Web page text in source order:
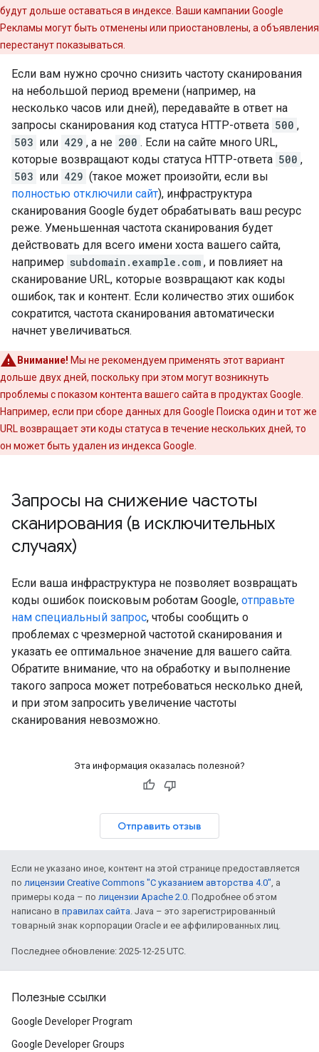
будут дольше оставаться в индексе. Ваши кампании Google
Рекламы могут быть отменены или приостановлены, а объявления
перестанут показываться.
Если вам нужно срочно снизить частоту сканирования
на небольшой период времени (например, на
несколько часов или дней), передавайте в ответ на
запросы сканирования код статуса HTTP-ответа 500 ,
503 или 429 , а не 200 . Если на сайте много URL,
которые возвращают коды статуса HTTP-ответа 500 ,
503 или 429 (такое может произойти, если вы
полностью отключили сайт), инфраструктура
сканирования Google будет обрабатывать ваш ресурс
реже. Уменьшенная частота сканирования будет
действовать для всего имени хоста вашего сайта,
например subdomain.example.com , и повлияет на
сканирование URL, которые возвращают как коды
ошибок, так и контент. Если количество этих ошибок
сократится, частота сканирования автоматически
начнет увеличиваться.
Внимание! Мы не рекомендуем применять этот вариант
дольше двух дней, поскольку при этом могут возникнуть
проблемы с показом контента вашего сайта в продуктах Google.
Например, если при сборе данных для Google Поиска один и тот же
URL возвращает эти коды статуса в течение нескольких дней, то
он может быть удален из индекса Google.
Запросы на снижение частоты
сканирования (в исключительных
случаях)
Если ваша инфраструктура не позволяет возвращать
коды ошибок поисковым роботам Google, отправьте
нам специальный запрос, чтобы сообщить о
проблемах с чрезмерной частотой сканирования и
указать ее оптимальное значение для вашего сайта.
Обратите внимание, что на обработку и выполнение
такого запроса может потребоваться несколько дней,
и при этом запросить увеличение частоты
сканирования невозможно.
Эта информация оказалась полезной?
Отправить отзыв
Если не указано иное, контент на этой странице предоставляется
по лицензии Creative Commons "С указанием авторства 4.0", а
примеры кода – по лицензии Apache 2.0. Подробнее об этом
написано в правилах сайта. Java – это зарегистрированный
товарный знак корпорации Oracle и ее аффилированных лиц.
Последнее обновление: 2025-12-25 UTC.
Полезные ссылки
Google Developer Program
Google Developer Groups